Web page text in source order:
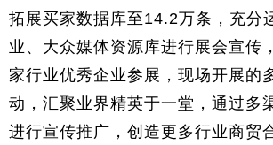
拓展买家数据库至14.2万条，充分
业、大众媒体资源库进行展会宣传
家行业优秀企业参展，现场开展的
动，汇聚业界精英于一堂，通过多
进行宣传推广，创造更多行业商贸